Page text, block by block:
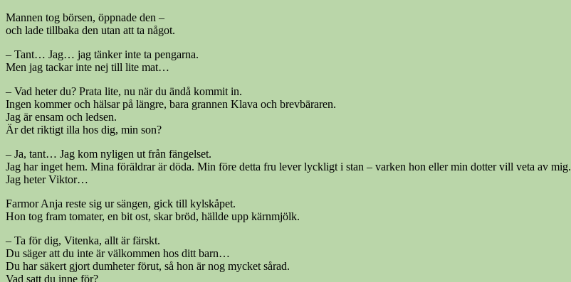
Mannen tog börsen, öppnade den –
och lade tillbaka den utan att ta något.
– Tant… Jag… jag tänker inte ta pengarna.
Men jag tackar inte nej till lite mat…
– Vad heter du? Prata lite, nu när du ändå kommit in.
Ingen kommer och hälsar på längre, bara grannen Klava och brevbäraren.
Jag är ensam och ledsen.
Är det riktigt illa hos dig, min son?
– Ja, tant… Jag kom nyligen ut från fängelset.
Jag har inget hem. Mina föräldrar är döda. Min före detta fru lever lyckligt i stan – varken hon eller min dotter vill veta av mig.
Jag heter Viktor…
Farmor Anja reste sig ur sängen, gick till kylskåpet.
Hon tog fram tomater, en bit ost, skar bröd, hällde upp kärnmjölk.
– Ta för dig, Vitenka, allt är färskt.
Du säger att du inte är välkommen hos ditt barn…
Du har säkert gjort dumheter förut, så hon är nog mycket sårad.
Vad satt du inne för?